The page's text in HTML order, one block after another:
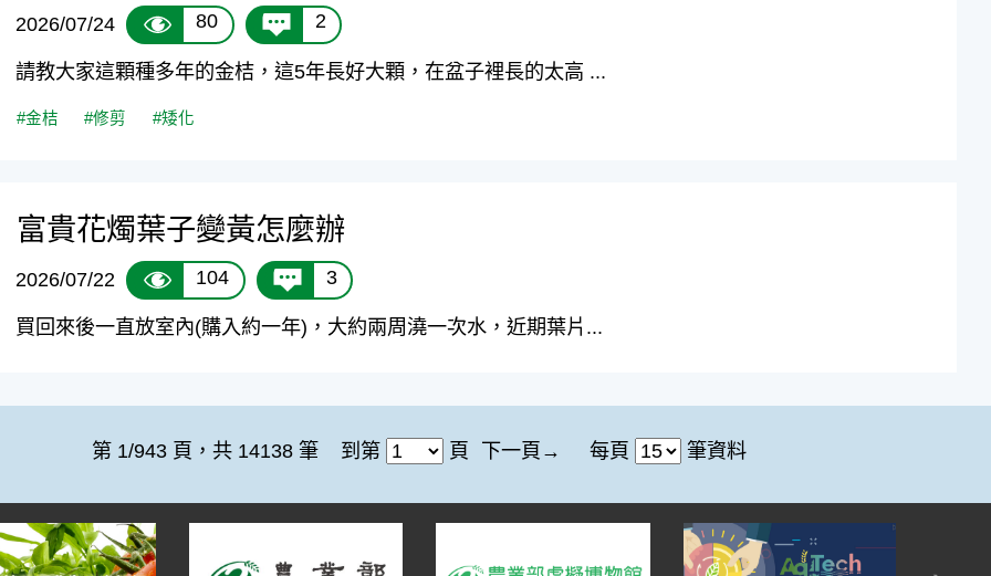
2026/07/24 80 2
請教大家這顆種多年的金桔，這5年長好大顆，在盆子裡長的太高 ...
#金桔 #修剪 #矮化
富貴花燭葉子變黃怎麼辦
2026/07/22 104 3
買回來後一直放室內(購入約一年)，大約兩周澆一次水，近期葉片...
第 1/943 頁，共 14138 筆 到第 頁 下一頁 每頁 筆資料